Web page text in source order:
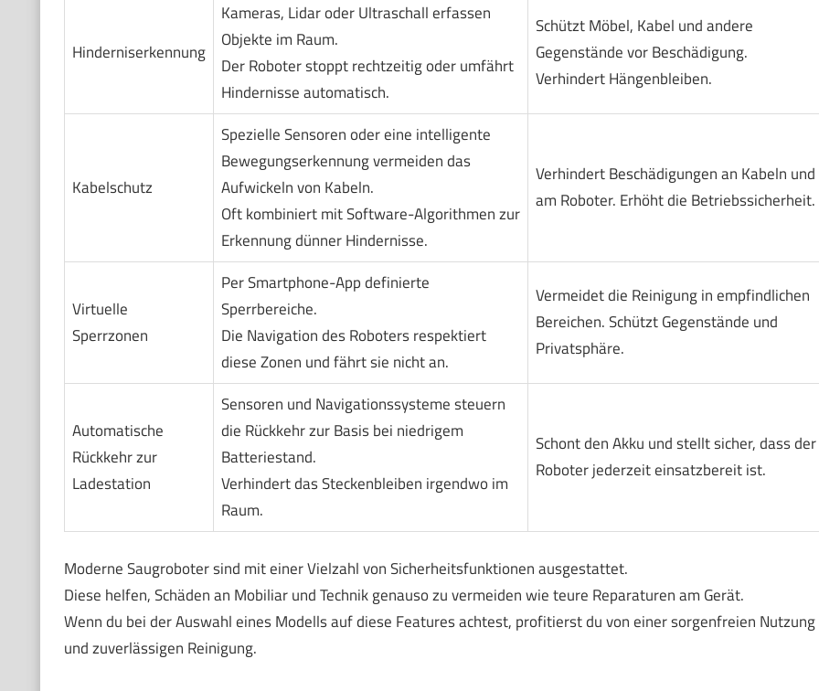
Hinderniserkennung
Kameras, Lidar oder Ultraschall erfassen
Objekte im Raum.
Der Roboter stoppt rechtzeitig oder umfährt
Hindernisse automatisch.
Schützt Möbel, Kabel und andere
Gegenstände vor Beschädigung.
Verhindert Hängenbleiben.
Kabelschutz
Spezielle Sensoren oder eine intelligente
Bewegungserkennung vermeiden das
Aufwickeln von Kabeln.
Oft kombiniert mit Software-Algorithmen zur
Erkennung dünner Hindernisse.
Verhindert Beschädigungen an Kabeln und
am Roboter. Erhöht die Betriebssicherheit.
Virtuelle
Sperrzonen
Per Smartphone-App definierte
Sperrbereiche.
Die Navigation des Roboters respektiert
diese Zonen und fährt sie nicht an.
Vermeidet die Reinigung in empfindlichen
Bereichen. Schützt Gegenstände und
Privatsphäre.
Automatische
Rückkehr zur
Ladestation
Sensoren und Navigationssysteme steuern
die Rückkehr zur Basis bei niedrigem
Batteriestand.
Verhindert das Steckenbleiben irgendwo im
Raum.
Schont den Akku und stellt sicher, dass der
Roboter jederzeit einsatzbereit ist.
Moderne Saugroboter sind mit einer Vielzahl von Sicherheitsfunktionen ausgestattet.
Diese helfen, Schäden an Mobiliar und Technik genauso zu vermeiden wie teure Reparaturen am Gerät.
Wenn du bei der Auswahl eines Modells auf diese Features achtest, profitierst du von einer sorgenfreien Nutzung
und zuverlässigen Reinigung.